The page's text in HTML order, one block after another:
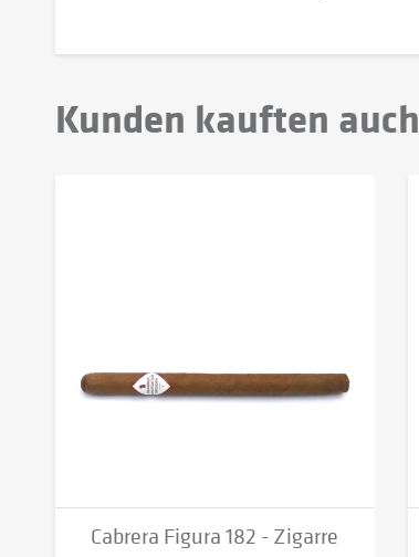
Kunden kauften auch
Cabrera Figura 182 - Zigarre